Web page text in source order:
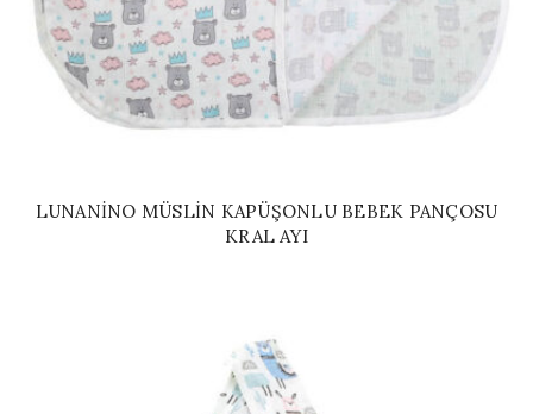
LUNANINO MÜSLIN KAPÜŞONLU BEBEK PANÇOSU
KRAL AYI